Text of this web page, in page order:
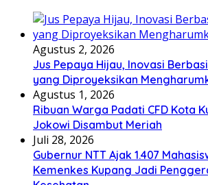
Agustus 2, 2026
Jus Pepaya Hijau, Inovasi
yang Diproyeksikan
Agustus 1, 2026
Ribuan Warga Padati CFD Kota
Jokowi Disambut Meriah
Juli 28, 2026
Gubernur NTT Ajak 1.407
Kemenkes Kupang Jadi